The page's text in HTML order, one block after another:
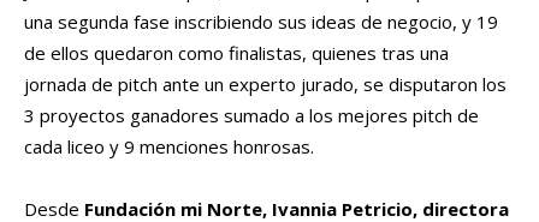
una segunda fase inscribiendo sus ideas de negocio, y 19
de ellos quedaron como finalistas, quienes tras una
jornada de pitch ante un experto jurado, se disputaron los
3 proyectos ganadores sumado a los mejores pitch de
cada liceo y 9 menciones honrosas.
Desde Fundación mi Norte, Ivannia Petricio, directora